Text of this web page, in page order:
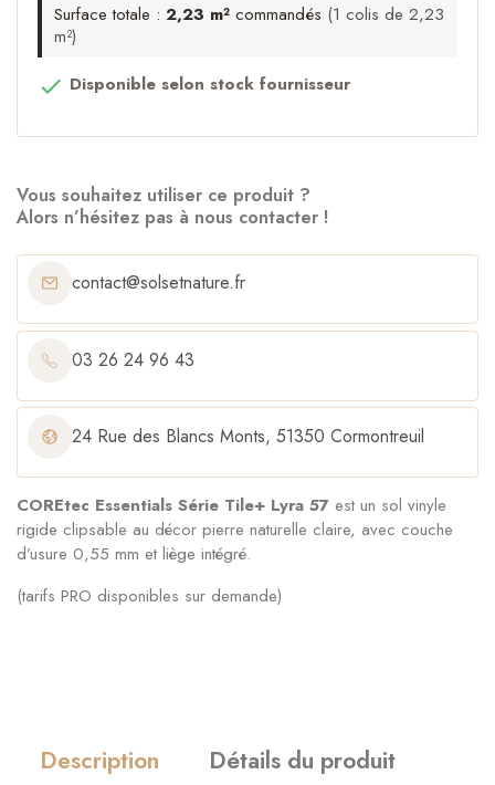
Surface totale : 2,23 m²commandés (1 colis de 2,23
m²)
 Disponible selon stock fournisseur
Vous souhaitez utiliser ce produit ?
Alors n’hésitez pas à nous contacter !
contact@solsetnature.fr
03 26 24 96 43
24 Rue des Blancs Monts, 51350 Cormontreuil
COREtec Essentials Série Tile+ Lyra 57 est un sol vinyle
rigide clipsable au décor pierre naturelle claire, avec couche
d’usure 0,55 mm et liège intégré.
(tarifs PRO disponibles sur demande)
Description Détails du produit